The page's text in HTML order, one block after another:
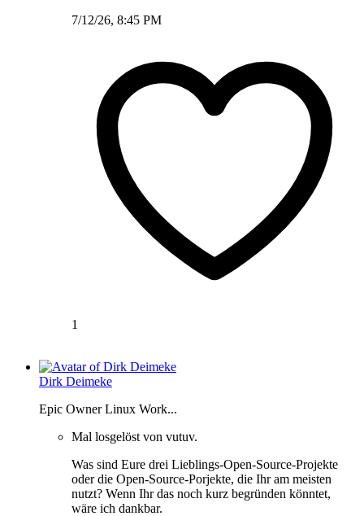
7/12/26, 8:45 PM
1
Dirk Deimeke
Epic Owner Linux Work...
Mal losgelöst von vutuv.
Was sind Eure drei Lieblings-Open-Source-Projekte
oder die Open-Source-Porjekte, die Ihr am meisten
nutzt? Wenn Ihr das noch kurz begründen könntet,
wäre ich dankbar.